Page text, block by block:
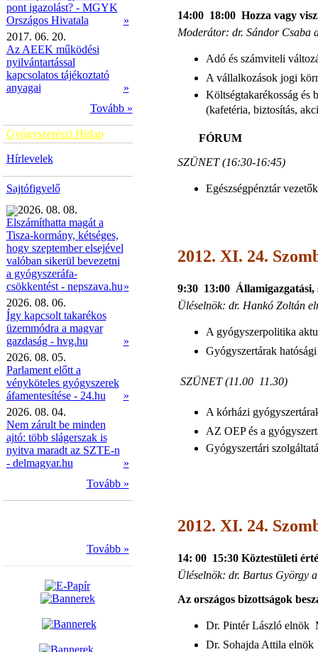
pont igazolást? - MGYK
Országos Hivatala
»
2017. 06. 20.
Az AEEK működési
nyilvántartással
kapcsolatos tájékoztató
anyagai
»
Tovább »
Gyógyszerészi Hírlap
Hírlevelek
Sajtófigyelő
2026. 08. 08.
Elszámíthatta magát a
Tisza-kormány, kétséges,
hogy szeptember elsejével
valóban sikerül bevezetni
a gyógyszeráfa-
csökkentést - nepszava.hu»
2026. 08. 06.
Így kapcsolt takarékos
üzemmódra a magyar
gazdaság - hvg.hu
»
2026. 08. 05.
Parlament előtt a
vényköteles gyógyszerek
áfamentesítése - 24.hu
»
2026. 08. 04.
Nem zárult be minden
ajtó: több slágerszak is
nyitva maradt az SZTE-n
- delmagyar.hu
»
Tovább »
Tovább »
14:00  18:00 Hozza vagy
Moderátor: dr. Sándor Csaba
Adó és számviteli
A vállalkozások jogi
Költségtakarékosság és
(kafetéria, biztosítás,
FÓRUM
SZÜNET (16:30-16:45)
Egészségpénztár
2012. XI. 24.
9:30  13:00
Üléselnök: dr. Hankó Zoltán
A gyógyszerpolitika
Gyógyszertárak
SZÜNET (11.00  11.30)
A kórházi
AZ OEP és a
Gyógyszertári
2012. XI. 24.
14: 00  15:30 Köztestületi
Üléselnök: dr. Bartus György
Az országos bizottságok
Dr. Pintér László elnök
Dr. Sohajda Attila elnök